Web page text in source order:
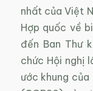
nhất của Việt
Hợp quốc về
đến Ban Thư
chức Hội nghị
ước khung của